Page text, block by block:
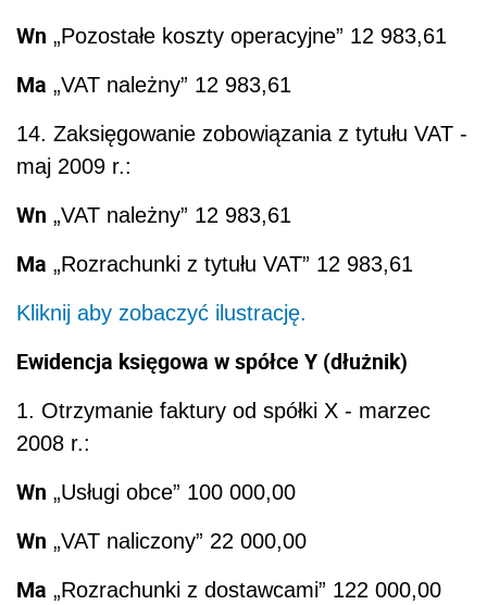
Wn „Pozostałe koszty operacyjne” 12 983,61
Ma „VAT należny” 12 983,61
14. Zaksięgowanie zobowiązania z tytułu VAT -
maj 2009 r.:
Wn „VAT należny” 12 983,61
Ma „Rozrachunki z tytułu VAT” 12 983,61
Kliknij aby zobaczyć ilustrację.
Ewidencja księgowa w spółce Y (dłużnik)
1. Otrzymanie faktury od spółki X - marzec
2008 r.:
Wn „Usługi obce” 100 000,00
Wn „VAT naliczony” 22 000,00
Ma „Rozrachunki z dostawcami” 122 000,00